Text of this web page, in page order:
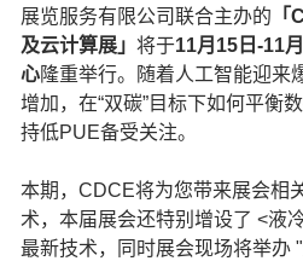
展览服务有限公司联合主办的
及云计算展」 将于11月15日-11
心隆重举行。随着人工智能迎来
增加，在“双碳”目标下如何平衡
持低PUE备受关注。
本期，CDCE将为您带来展会相
术，本届展会还特别增设了 <液
最新技术，同时展会现场将举办